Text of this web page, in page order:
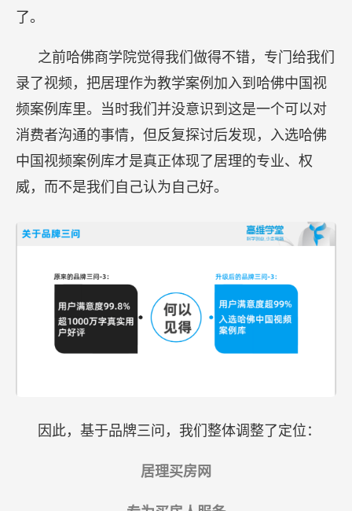
了。
之前哈佛商学院觉得我们做得不错，专门给我们
录了视频，把居理作为教学案例加入到哈佛中国视
频案例库里。当时我们并没意识到这是一个可以对
消费者沟通的事情，但反复探讨后发现，入选哈佛
中国视频案例库才是真正体现了居理的专业、权
威，而不是我们自己认为自己好。
因此，基于品牌三问，我们整体调整了定位：
居理买房网